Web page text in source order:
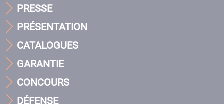
PRESSE
PRÉSENTATION
CATALOGUES
GARANTIE
CONCOURS
DÉFENSE